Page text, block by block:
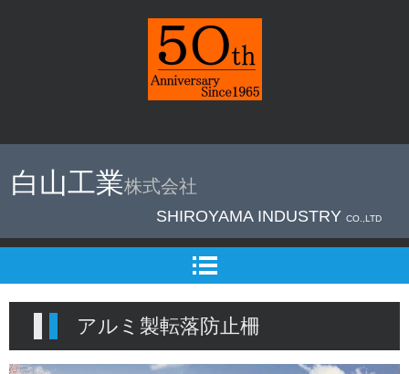
＊アルミ形材
田市の【 白
山工業㈱ 】
へ
白山工業株式会社
SHIROYAMA INDUSTRY CO.,LTD
アルミ製転落防止柵